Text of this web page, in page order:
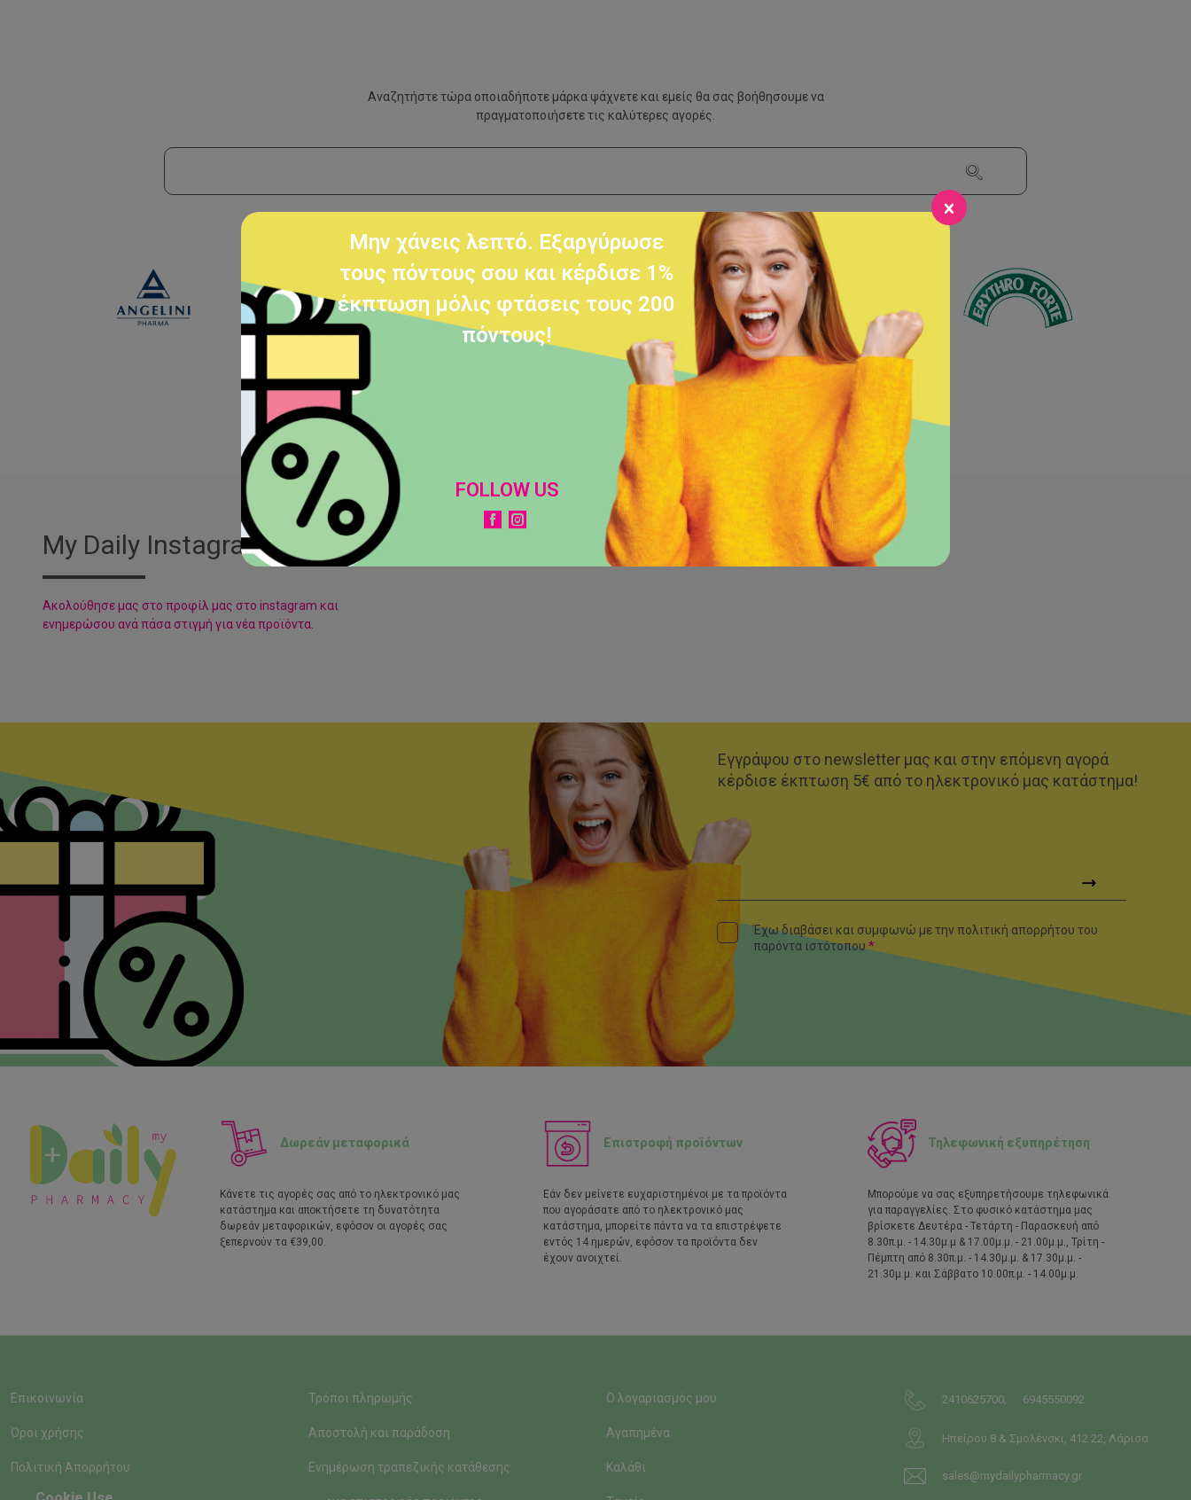
Αναζητήστε τώρα οποιαδήποτε μάρκα ψάχνετε και εμείς θα σας βοήθησουμε να
πραγματοποιήσετε τις καλύτερες αγορές.
My Daily Instagram
Aκολούθησε μας στο προφίλ μας στο instagram και
ενημερώσου ανά πάσα στιγμή για νέα προϊόντα.
Εγγράψου στο newsletter μας και στην επόμενη αγορά
κέρδισε έκπτωση 5€ από το ηλεκτρονικό μας κατάστημα!
Έχω διαβάσει και συμφωνώ με την πολιτική απορρήτου του
παρόντα ιστότοπου*
Δωρεάν μεταφορικά
Κάνετε τις αγορές σας από το ηλεκτρονικό μας
κατάστημα και αποκτήσετε τη δυνατότητα
δωρεάν μεταφορικών, εφόσον οι αγορές σας
ξεπερνούν τα €39,00.
Επιστροφή προϊόντων
Εάν δεν μείνετε ευχαριστημένοι με τα προϊόντα
που αγοράσατε από το ηλεκτρονικό μας
κατάστημα, μπορείτε πάντα να τα επιστρέψετε
εντός 14 ημερών, εφόσον τα προϊόντα δεν
έχουν ανοιχτεί.
Τηλεφωνική εξυπηρέτηση
Μπορούμε να σας εξυπηρετήσουμε τηλεφωνικά
για παραγγελίες. Στο φυσικό κατάστημα μας
βρίσκετε Δευτέρα - Τετάρτη - Παρασκευή από
8.30π.μ. - 14.30μ.μ & 17.00μ.μ. - 21.00μ.μ., Τρίτη -
Πέμπτη από 8.30π.μ. - 14.30μ.μ. & 17.30μ.μ. -
21.30μ.μ. και Σάββατο 10.00π.μ. - 14.00μ.μ.
Επικοινωνία
Όροι χρήσης
Πολιτική Απορρήτου
Τρόποι πληρωμής
Αποστολή και παράδοση
Ενημέρωση τραπεζικής κατάθεσης
Ο λογαριασμός μου
Αγαπημένα
Καλάθι
2410625700, 6945550092
Ηπείρου 8 & Σμολένσκι, 412 22, Λάρισα
sales@mydailypharmacy.gr
Μην χάνεις λεπτό. Εξαργύρωσε
τους πόντους σου και κέρδισε 1%
έκπτωση μόλις φτάσεις τους 200
πόντους!
FOLLOW US